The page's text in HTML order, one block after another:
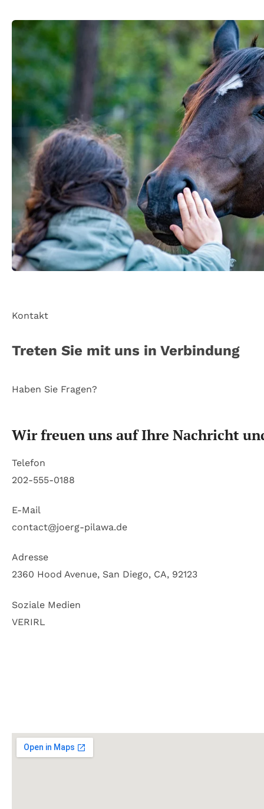
Kontakt
Treten Sie mit uns in Verbindung
Haben Sie Fragen?
Wir freuen uns auf Ihre Nachricht
Telefon
202-555-0188
E-Mail
contact@joerg-pilawa.de
Adresse
2360 Hood Avenue, San Diego, CA, 92123
Soziale Medien
VERIRL